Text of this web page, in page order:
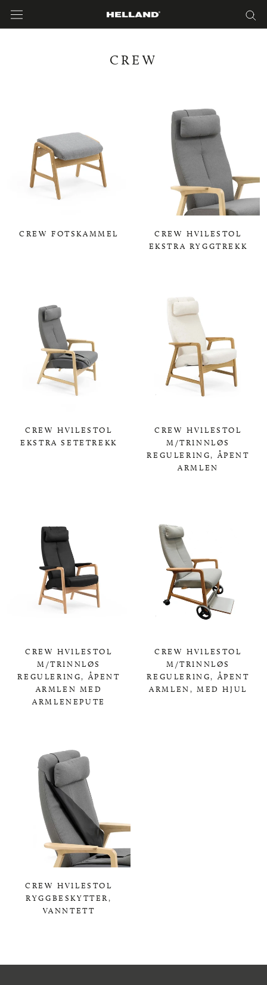
CREW
CREW FOTSKAMMEL
CREW HVILESTOL
EKSTRA RYGGTREKK
CREW HVILESTOL
EKSTRA SETETREKK
CREW HVILESTOL
M/TRINNLØS
REGULERING, ÅPENT
ARMLEN
CREW HVILESTOL
M/TRINNLØS
REGULERING, ÅPENT
ARMLEN MED
ARMLENEPUTE
CREW HVILESTOL
M/TRINNLØS
REGULERING, ÅPENT
ARMLEN, MED HJUL
CREW HVILESTOL
RYGGBESKYTTER,
VANNTETT